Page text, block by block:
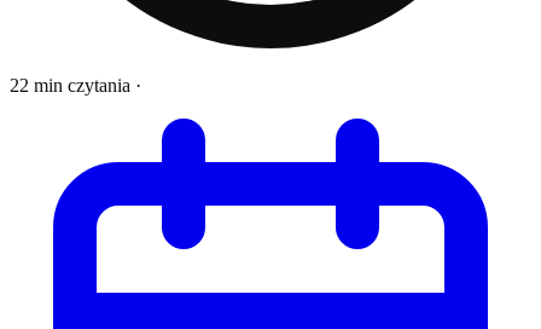
22 min czytania ·